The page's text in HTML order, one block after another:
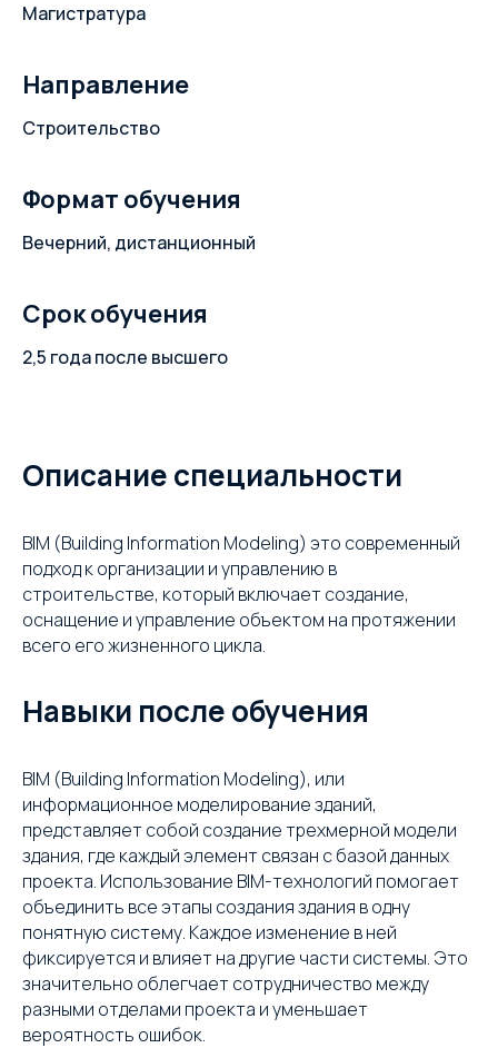
Магистратура
Направление
Строительство
Формат обучения
Вечерний, дистанционный
Срок обучения
2,5 года после высшего
Описание специальности
BIM (Building Information Modeling) это современный
подход к организации и управлению в
строительстве, который включает создание,
оснащение и управление объектом на протяжении
всего его жизненного цикла.
Навыки после обучения
BIM (Building Information Modeling), или
информационное моделирование зданий,
представляет собой создание трехмерной модели
здания, где каждый элемент связан с базой данных
проекта. Использование BIM-технологий помогает
объединить все этапы создания здания в одну
понятную систему. Каждое изменение в ней
фиксируется и влияет на другие части системы. Это
значительно облегчает сотрудничество между
разными отделами проекта и уменьшает
вероятность ошибок.